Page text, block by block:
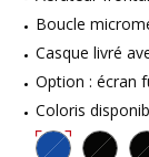
Boucle
Casque livré
Option : écran
Coloris